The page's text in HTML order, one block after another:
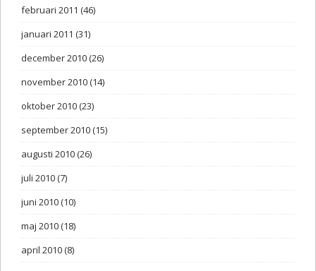
februari 2011 (46)
januari 2011 (31)
december 2010(26)
november 2010(14)
oktober 2010(23)
september 2010(15)
augusti 2010(26)
juli 2010(7)
juni 2010(10)
maj 2010(18)
april 2010(8)